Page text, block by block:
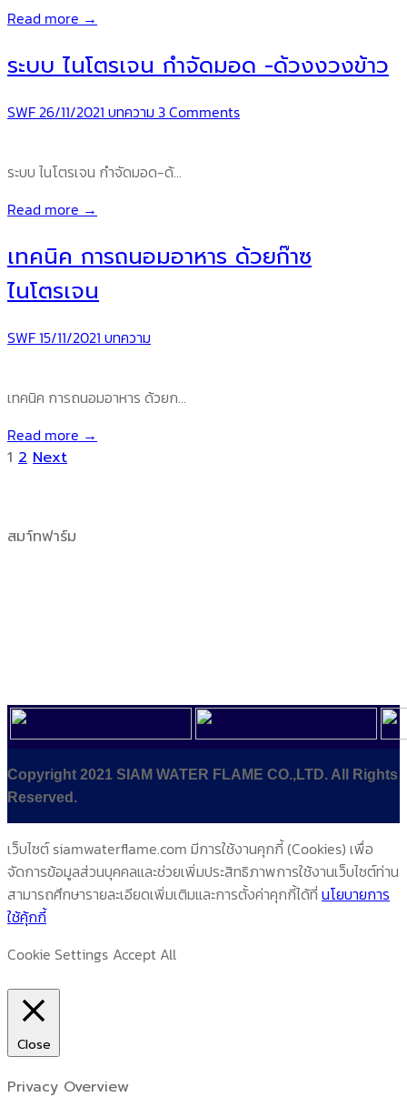
Read more →
ระบบ ไนโตรเจน กำจัดมอด -ด้วงงวงข้าว
SWF26/11/2021 บทความ 3 Comments
ระบบ ไนโตรเจน กำจัดมอด-ด้…
Read more →
เทคนิค การถนอมอาหาร ด้วยก๊าซ
ไนโตรเจน
SWF15/11/2021 บทความ
เทคนิค การถนอมอาหาร ด้วยก…
Read more →
1 2 Next
สมา์ทฟาร์ม
Copyright 2021 SIAM WATER FLAME CO.,LTD. All Rights
Reserved.
เว็บไซต์ siamwaterflame.com มีการใช้งานคุกกี้ (Cookies) เพื่อ
จัดการข้อมูลส่วนบุคคลและช่วยเพิ่มประสิทธิภาพการใช้งานเว็บไซต์ท่าน
สามารถศึกษารายละเอียดเพิ่มเติมและการตั้งค่าคุกกี้ได้ที่ นโยบายการ
ใช้คุ้กกี้
Cookie Settings Accept All
Close
Privacy Overview